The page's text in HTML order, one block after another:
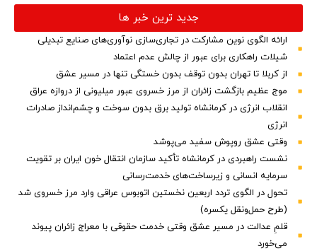
جدید ترین خبر ها
ارائه الگوی نوین مشارکت در تجاری‌سازی نوآوری‌های صنایع تبدیلی
شیلات راهکاری برای عبور از چالش عدم اعتماد
از کربلا تا تهران بدون توقف بدون خستگی تنها در مسیر عشق
موج عظیم بازگشت زائران از مرز خسروی عبور میلیونی از دروازه عراق
انقلاب انرژی در کرمانشاه تولید برق بدون سوخت و چشم‌انداز صادرات
انرژی
وقتی عشق روپوش سفید می‌پوشد
نشست راهبردی در کرمانشاه تأکید سازمان انتقال خون ایران بر تقویت
سرمایه انسانی و زیرساخت‌های خدمت‌رسانی
تحول در الگوی تردد اربعین نخستین اتوبوس عراقی وارد مرز خسروی شد
(طرح حمل‌ونقل یکسره)
قلمِ عدالت در مسیر عشق وقتی خدمت حقوقی با معراج زائران پیوند
می‌خورد